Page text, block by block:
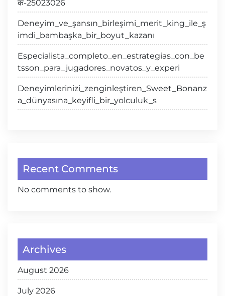
क-25023026
Deneyim_ve_şansın_birleşimi_merit_king_ile_ş
imdi_bambaşka_bir_boyut_kazanı
Especialista_completo_en_estrategias_con_be
tsson_para_jugadores_novatos_y_experi
Deneyimlerinizi_zenginleştiren_Sweet_Bonanz
a_dünyasına_keyifli_bir_yolculuk_s
Recent Comments
No comments to show.
Archives
August 2026
July 2026